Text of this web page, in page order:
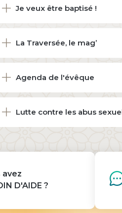
Je veux être baptisé !
La Traversée, le mag’
Agenda de l'évêque
Lutte contre les abus
avez
D'AIDE ?